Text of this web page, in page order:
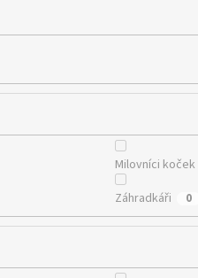
Milovníci koček
Záhradkáři 0